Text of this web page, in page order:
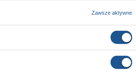
Zawsze aktywne